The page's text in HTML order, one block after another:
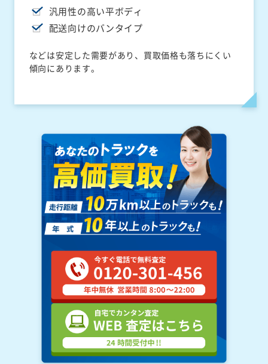
汎用性の高い平ボディ
配送向けのバンタイプ
などは安定した需要があり、買取価格も落ちにくい
傾向にあります。